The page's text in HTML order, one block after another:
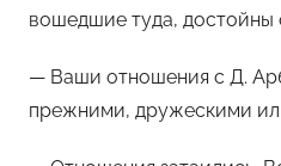
вошедшие туда, достойны
— Ваши отношения с Д.
прежними, дружескими